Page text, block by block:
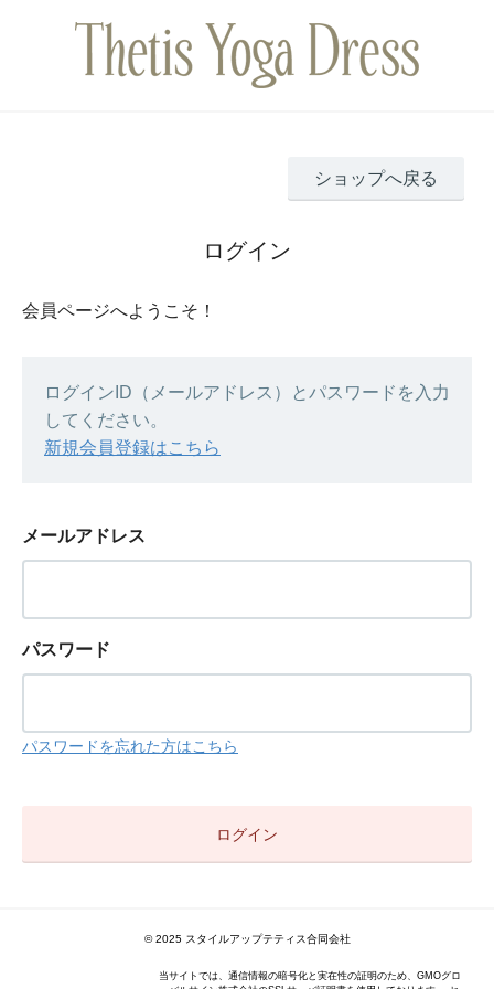
ショップへ戻る
ログイン
会員ページへようこそ！
ログインID（メールアドレス）とパスワードを入力
してください。
新規会員登録はこちら
メールアドレス
パスワード
パスワードを忘れた方はこちら
© 2025 スタイルアップテティス合同会社
当サイトでは、通信情報の暗号化と実在性の証明のため、GMOグロ